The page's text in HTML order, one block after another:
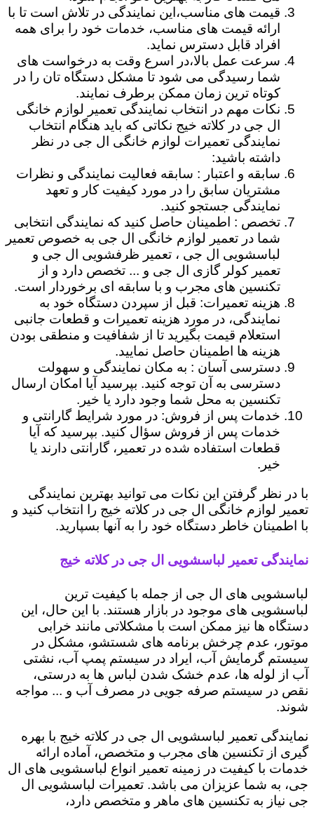
قیمت های مناسب،این نمایندگی در تلاش است تا با
ارائه قیمت های مناسب، خدمات خود را برای همه
افراد قابل دسترس نماید.
سرعت عمل بالا،در اسرع وقت به درخواست های
شما رسیدگی می شود تا مشکل دستگاه تان را در
کوتاه ترین زمان ممکن برطرف نمایند.
نکات مهم در انتخاب نمایندگی تعمیر لوازم خانگی
ال جی در کلاته خیج نکاتی که باید هنگام انتخاب
نمایندگی تعمیرات لوازم خانگی ال جی در نظر
داشته باشید:
سابقه و اعتبار : سابقه فعالیت نمایندگی و نظرات
مشتریان سابق را در مورد کیفیت کار و تعهد
نمایندگی جستجو کنید.
تخصص : اطمینان حاصل کنید که نمایندگی انتخابی
شما در تعمیر لوازم خانگی ال جی به خصوص تعمیر
لباسشویی ال جی ، تعمیر ظرفشویی ال جی و
تعمیر کولر گازی ال جی و ... تخصص دارد و از
تکنسین های مجرب و با سابقه ای برخوردار است.
هزینه تعمیرات: قبل از سپردن دستگاه خود به
نمایندگی، در مورد هزینه تعمیرات و قطعات جانبی
استعلام قیمت بگیرید تا از شفافیت و منطقی بودن
هزینه ها اطمینان حاصل نمایید.
دسترسی آسان : به مکان نمایندگی و سهولت
دسترسی به آن توجه کنید. بپرسید آیا امکان ارسال
تکنسین به محل شما وجود دارد یا خیر.
خدمات پس از فروش: در مورد شرایط گارانتی و
خدمات پس از فروش سؤال کنید. بپرسید که آیا
قطعات استفاده شده در تعمیر، گارانتی دارند یا
خیر.
با در نظر گرفتن این نکات می توانید بهترین نمایندگی
تعمیر لوازم خانگی ال جی در کلاته خیج را انتخاب کنید و
با اطمینان خاطر دستگاه خود را به آنها بسپارید.
نمایندگی تعمیر لباسشویی ال جی در کلاته خیج
لباسشویی های ال جی از جمله با کیفیت ترین
لباسشویی های موجود در بازار هستند. با این حال، این
دستگاه ها نیز ممکن است با مشکلاتی مانند خرابی
موتور، عدم چرخش برنامه های شستشو، مشکل در
سیستم گرمایش آب، ایراد در سیستم پمپ آب، نشتی
آب از لوله ها، عدم خشک شدن لباس ها به درستی،
نقص در سیستم صرفه جویی در مصرف آب و ... مواجه
شوند.
نمایندگی تعمیر لباسشویی ال جی در کلاته خیج با بهره
گیری از تکنسین های مجرب و متخصص، آماده ارائه
خدمات با کیفیت در زمینه تعمیر انواع لباسشویی های ال
جی، به شما عزیزان می باشد. تعمیرات لباسشویی ال
جی نیاز به تکنسین های ماهر و متخصص دارد،